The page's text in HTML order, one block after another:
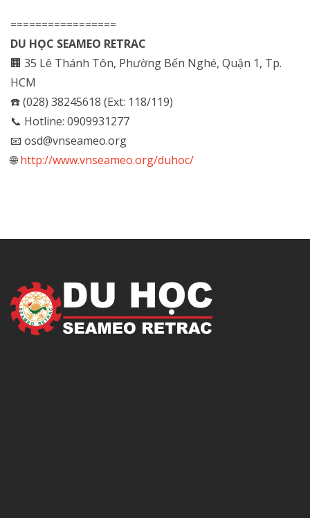
=================
DU HỌC SEAMEO RETRAC
🏢 35 Lê Thánh Tôn, Phường Bến Nghé, Quận 1, Tp.
HCM
☎️ (028) 38245618 (Ext: 118/119)
📞 Hotline: 0909931277
📧 osd@vnseameo.org
🌐http://www.vnseameo.org/duhoc/